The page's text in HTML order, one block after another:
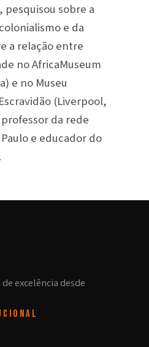
pesquisou sobre a
e da
a relação entre
no AfricaMuseum
e no Museu
(Liverpool,
da rede
e educador do
excelência desde